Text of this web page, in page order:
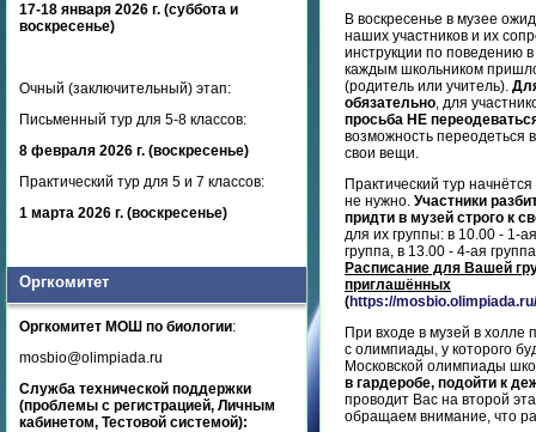
17-18 января 2026 г. (суббота и
воскресенье)
Очный (заключительный) этап:
Письменный тур для 5-8 классов:
8 февраля 2026 г. (воскресенье)
Практический тур для 5 и 7 классов:
1 марта 2026 г. (воскресенье)
Оргкомитет
Оргкомитет МОШ по биологии:
mosbio@olimpiada.ru
Служба технической поддержки
(проблемы с регистрацией, Личным
кабинетом, Тестовой системой):
В воскресенье в музее
наших участников и их
инструкции по поведению
каждым школьником
(родитель или учитель).
обязательно, для
просьба НЕ
возможность переодеться
свои вещи.
Практический тур
не нужно. Участники
придти в музей строго к
для их группы: в 10.00 - 1-
группа, в 13.00 - 4-ая
Расписание для Вашей
приглашённых
(https://
При входе в музей в холле
с олимпиады, у которого
Московской олимпиады
в гардеробе, подойти к
проводит Вас на второй
обращаем внимание, что